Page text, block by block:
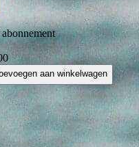
aan winkelwagen